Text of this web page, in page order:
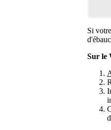
Si
Sur le